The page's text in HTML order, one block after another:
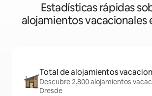
Estadísticas rápidas
alojamientos vacacionales
Total de alojamientos
Descubre 2,800 alojamientos
Dresde